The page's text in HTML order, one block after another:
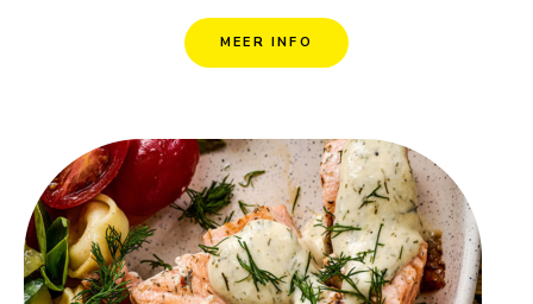
MEER INFO